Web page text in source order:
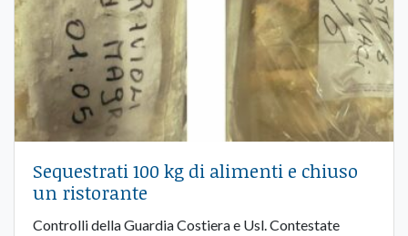
Sequestrati 100 kg di alimenti e chiuso
un ristorante
Controlli della Guardia Costiera e Usl. Contestate